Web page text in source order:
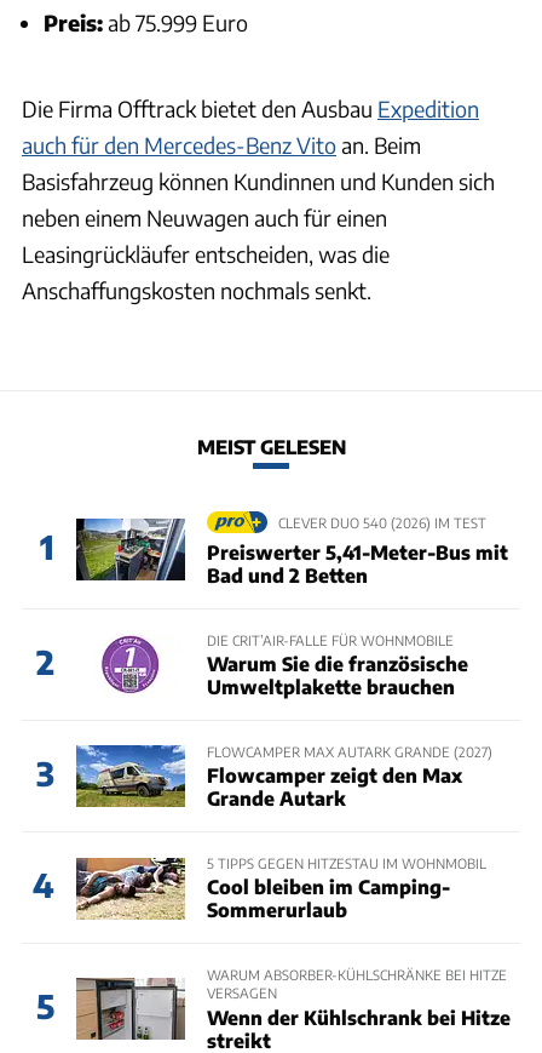
Preis:ab 75.999 Euro
Die Firma Offtrack bietet den Ausbau Expedition
auch für den Mercedes-Benz Vitoan. Beim
Basisfahrzeug können Kundinnen und Kunden sich
neben einem Neuwagen auch für einen
Leasingrückläufer entscheiden, was die
Anschaffungskosten nochmals senkt.
MEIST GELESEN
1
CLEVER DUO 540 (2026) IM TEST
Preiswerter 5,41-Meter-Bus mit
Bad und 2 Betten
2
DIE CRIT’AIR-FALLE FÜR WOHNMOBILE
Warum Sie die französische
Umweltplakette brauchen
3
FLOWCAMPER MAX AUTARK GRANDE (2027)
Flowcamper zeigt den Max
Grande Autark
4
5 TIPPS GEGEN HITZESTAU IM WOHNMOBIL
Cool bleiben im Camping-
Sommerurlaub
5
WARUM ABSORBER-KÜHLSCHRÄNKE BEI HITZE
VERSAGEN
Wenn der Kühlschrank bei Hitze
streikt